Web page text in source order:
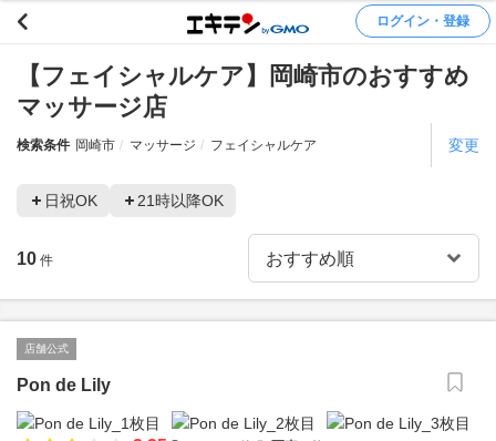
ログイン・登録
【フェイシャルケア】岡崎市のおすすめ
マッサージ店
検索条件 岡崎市 マッサージ フェイシャルケア 変更
日祝OK 21時以降OK
10 件
店舗公式
Pon de Lily